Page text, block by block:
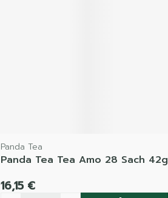
Panda Tea
Panda Tea Tea Amo 28 Sach 42g
16,15 €